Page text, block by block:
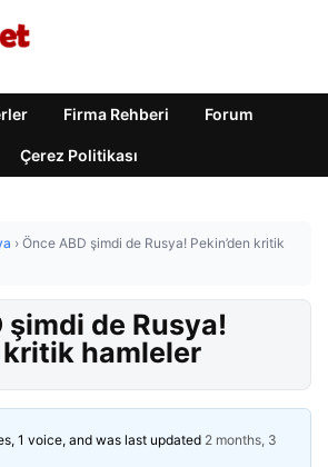
Firma Rehberi Forum
Çerez Politikası
› Önce ABD şimdi de Rusya! Pekin’den kritik
şimdi de Rusya!
kritik hamleler
1 voice, and was last updated 2 months, 3